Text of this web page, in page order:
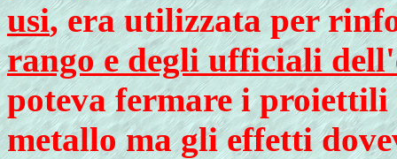
usi, era utilizzata per
rango e degli ufficiali
poteva fermare i proiettili
metallo ma gli effetti